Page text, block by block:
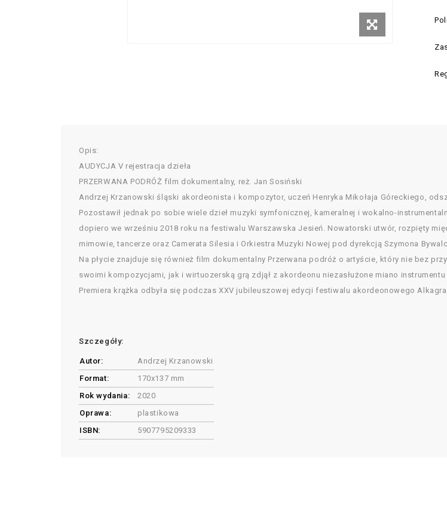
Opis:
AUDYCJA V rejestracja dzieła
PRZERWANA PODRÓŻ film dokumentalny, reż. Jan Sosiński
Andrzej Krzanowski śląski akordeonista i kompozytor, uczeń Henryka Mikołaja Góreckiego,
Pozostawił jednak po sobie wiele dzieł muzyki symfonicznej, kameralnej i wokalno-
dopiero we wrześniu 2018 roku na festiwalu Warszawska Jesień. Nowatorski utwór, rozpięty
mimowie, tancerze oraz Camerata Silesia i Orkiestra Muzyki Nowej pod dyrekcją Szymona
Na płycie znajduje się również film dokumentalny Przerwana podróż o artyście, który nie bez
swoimi kompozycjami, jak i wirtuozerską grą zdjął z akordeonu niezasłużone miano
Premiera krążka odbyła się podczas XXV jubileuszowej edycji festiwalu akordeonowego
Szczegóły:
Autor:
Andrzej Krzanowski
Format:
170x137 mm
Rok wydania:
2020
Oprawa:
plastikowa
ISBN:
5907795209333